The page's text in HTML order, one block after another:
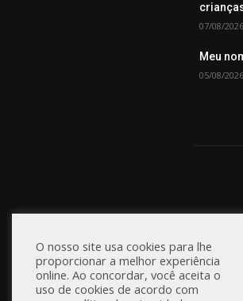
07/08/2026
Meu
05/08/2026
O nosso site usa cookies para lhe
proporcionar a melhor experiência
online. Ao concordar, você aceita o
uso de cookies de acordo com